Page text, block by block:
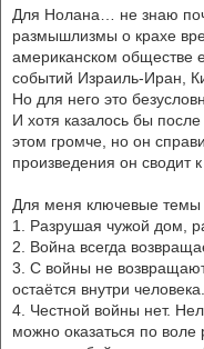
Для Нолана… не знаю
размышлизмы о крахе
американском обществе
событий Израиль-Иран,
Но для него это
И хотя казалось бы
этом громче, но он
произведения он сводит
Для меня ключевые темы
1. Разрушая чужой дом,
2. Война всегда
3. С войны не
остаётся внутри человека.
4. Честной войны нет.
можно оказаться по